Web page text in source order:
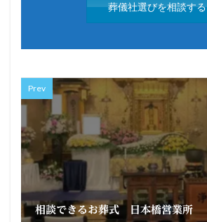
葬儀社選びを相談する
Prev
相談できるお葬式 日本橋営業所